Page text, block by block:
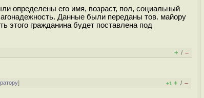
определены его имя, возраст, пол, социальный
Данные были переданы тов. майору
этого гражданина будет поставлена под
+ / –
] +1 + / –